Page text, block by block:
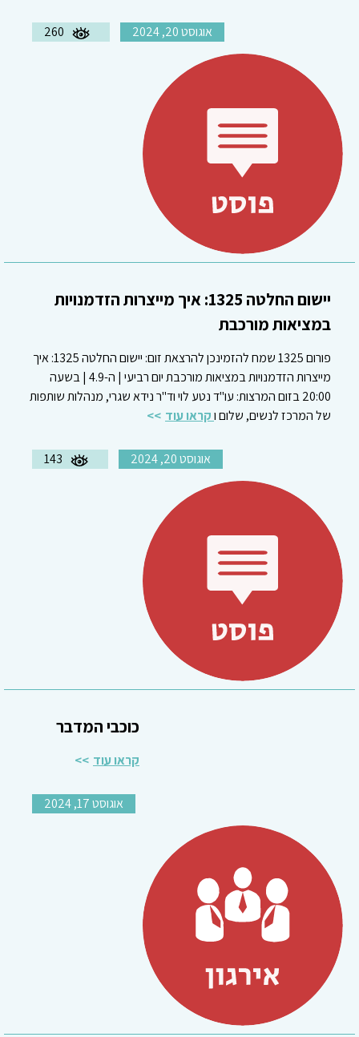
אוגוסט 20, 2024 260
יישום החלטה 1325: איך מייצרות הזדמנויות
במציאות מורכבת
פורום 1325 שמח להזמינכן להרצאת זום: יישום החלטה 1325: איך
מייצרות הזדמנויות במציאות מורכבת יום רביעי | ה-4.9 | בשעה
20:00 בזום המרצות: עו"ד נטע לוי וד"ר נידא שגרי, מנהלות שותפות
של המרכז לנשים, שלום וקראו עוד
אוגוסט 20, 2024 143
כוכבי המדבר
קראו עוד
אוגוסט 17, 2024